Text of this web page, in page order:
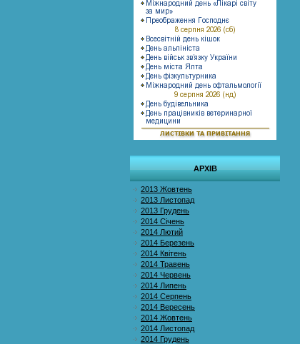
АРХІВ
2013 Жовтень
2013 Листопад
2013 Грудень
2014 Січень
2014 Лютий
2014 Березень
2014 Квітень
2014 Травень
2014 Червень
2014 Липень
2014 Серпень
2014 Вересень
2014 Жовтень
2014 Листопад
2014 Грудень